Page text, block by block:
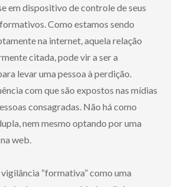
em dispositivo de controle de seus
Como estamos sendo
na internet, aquela relação
citada, pode vir a ser a
levar uma pessoa à perdição.
com que são expostos nas mídias
consagradas. Não há como
nem mesmo optando por uma
web.
“formativa” como uma